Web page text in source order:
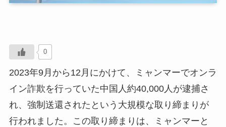
0
2023年9月から12月にかけて、ミャンマーでオンラ
イン詐欺を行っていた中国人約40,000人が逮捕さ
れ、強制送還されたという大規模な取り締まりが
行われました。この取り締まりは、ミャンマーと